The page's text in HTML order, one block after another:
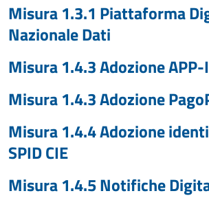
Misura 1.3.1 Piattaforma
Nazionale Dati
Misura 1.4.3 Adozione APP-
Misura 1.4.3 Adozione
Misura 1.4.4 Adozione
SPID CIE
Misura 1.4.5 Notifiche